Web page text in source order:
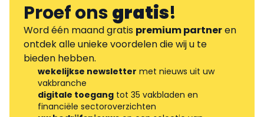
Proef onsgratis!
Word één maand gratis premium partneren
ontdek alle unieke voordelen die wij u te
bieden hebben.
wekelijkse newsletter met nieuws uit uw
vakbranche
digitale toegang tot 35 vakbladen en
financiële sectoroverzichten